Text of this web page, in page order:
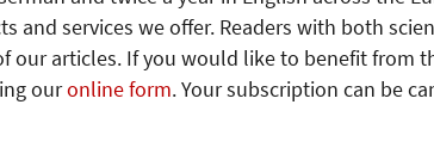
and services we offer. Readers with both
our articles. If you would like to benefit from
ouronline form. Your subscription can be